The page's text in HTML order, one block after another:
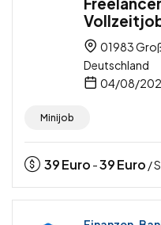
01983
Deutschland
04/08/
Minijob
39Euro -39Euro /